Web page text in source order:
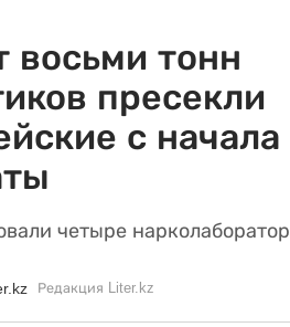
восьми тонн
пресекли
с начала
четыре
Редакция Liter.kz